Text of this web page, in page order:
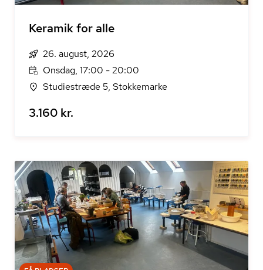
Keramik for alle
26. august, 2026
Onsdag, 17:00 - 20:00
Studiestræde 5, Stokkemarke
3.160 kr.